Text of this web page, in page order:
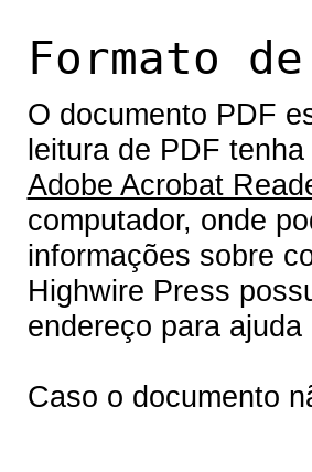
Formato
O documento PDF
leitura de PDF
Adobe Acrobat
computador, onde
informações sobre
Highwire Press
endereço para ajuda
Caso o documento